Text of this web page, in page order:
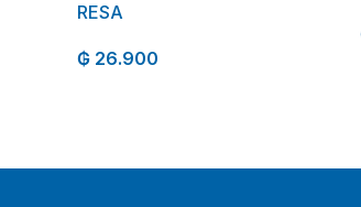
RESA
₲ 26.900